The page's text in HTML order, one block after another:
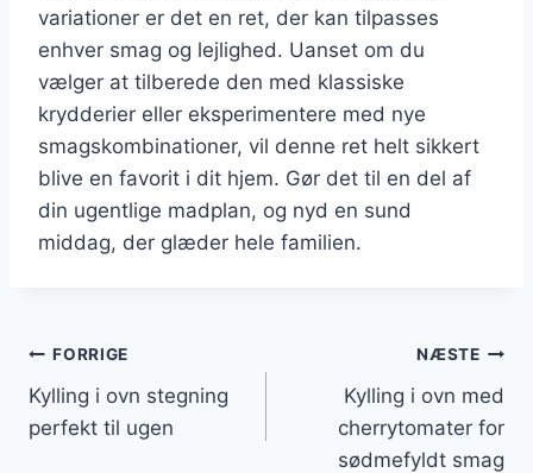
variationer er det en ret, der kan tilpasses
enhver smag og lejlighed. Uanset om du
vælger at tilberede den med klassiske
krydderier eller eksperimentere med nye
smagskombinationer, vil denne ret helt sikkert
blive en favorit i dit hjem. Gør det til en del af
din ugentlige madplan, og nyd en sund
middag, der glæder hele familien.
Indlægsnavigation
FORRIGE
Kylling i ovn stegning
perfekt til ugen
NÆSTE
Kylling i ovn med
cherrytomater for
sødmefyldt smag